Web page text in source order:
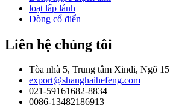
loạt lấp lánh
Dòng cổ điển
Liên hệ chúng tôi
Tòa nhà 5, Trung tâm Xindi, Ngõ
export@shanghaihefeng.com
021-59161682-8834
0086-13482186913